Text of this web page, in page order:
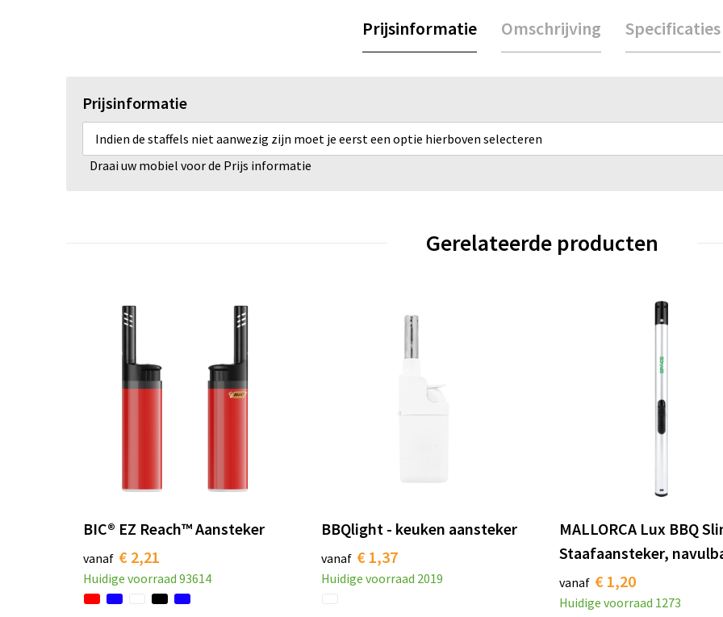
Prijsinformatie Omschrijving Specificaties
Prijsinformatie
Indien de staffels niet aanwezig zijn moet je eerst een optie hierboven selecteren
Draai uw mobiel voor de Prijs informatie
Gerelateerde producten
BIC® EZ Reach™ Aansteker
vanaf € 2,21
Huidige voorraad 93614
BBQlight - keuken aansteker
vanaf € 1,37
Huidige voorraad 2019
MALLORCA Lux BBQ
Staafaansteker,
vanaf € 1,20
Huidige voorraad 1273